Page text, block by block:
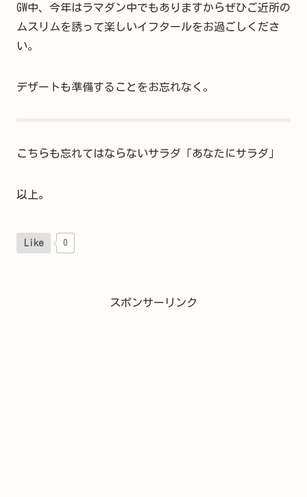
GW中、今年はラマダン中でもありますからぜひご近所の
ムスリムを誘って楽しいイフタールをお過ごしくださ
い。
デザートも準備することをお忘れなく。
こちらも忘れてはならないサラダ「あなたにサラダ」
以上。
Like 0
スポンサーリンク